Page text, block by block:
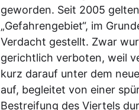
geworden. Seit 2005
„Gefahrengebiet“, im
Verdacht gestellt. Zwar
gerichtlich verboten, weil
kurz darauf unter dem
auf, begleitet von einer
Bestreifung des Viertels